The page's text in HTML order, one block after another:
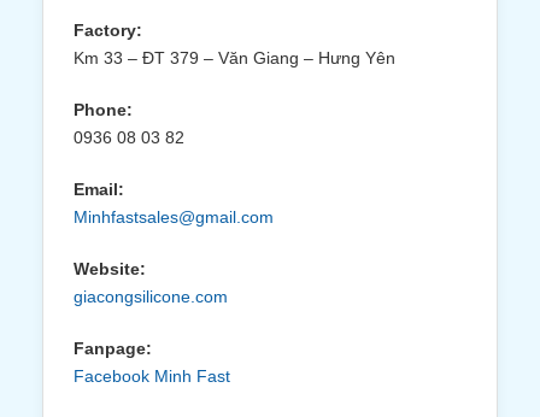
Factory:
Km 33 – ĐT 379 – Văn Giang – Hưng Yên
Phone:
0936 08 03 82
Email:
Minhfastsales@gmail.com
Website:
giacongsilicone.com
Fanpage:
Facebook Minh Fast